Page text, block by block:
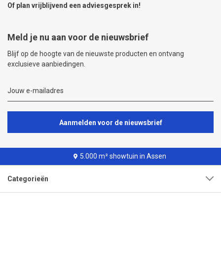
Of plan vrijblijvend een adviesgesprek in!
Meld je nu aan voor de nieuwsbrief
Blijf op de hoogte van de nieuwste producten en ontvang
exclusieve aanbiedingen.
Aanmelden voor de nieuwsbrief
5.000 m² showtuin in Assen
Categorieën